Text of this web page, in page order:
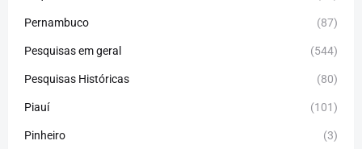
Pernambuco (87)
Pesquisas em geral (544)
Pesquisas Históricas (80)
Piauí (101)
Pinheiro (3)